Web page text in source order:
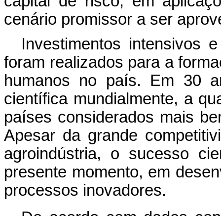
cenário promissor a ser
Investimentos intensivos
foram realizados para a
humanos no país. Em 30
científica mundialmente, a
países considerados mais
Apesar da grande
agroindústria, o sucesso
presente momento, em
processos inovadores.